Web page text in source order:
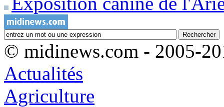
© midinews.com - 2005-
Actualités
Agriculture